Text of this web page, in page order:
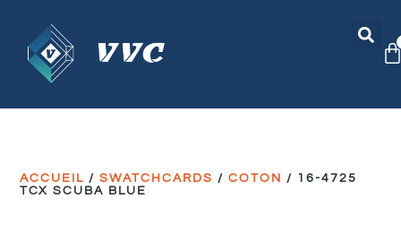
ACCUEIL /SWATCHCARDS /COTON / 16-4725
TCX SCUBA BLUE